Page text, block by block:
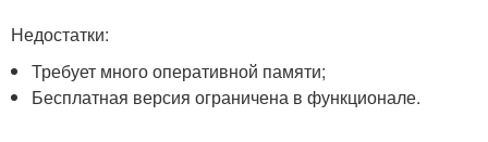
Недостатки:
Требует много оперативной памяти;
Бесплатная версия ограничена в функционале.